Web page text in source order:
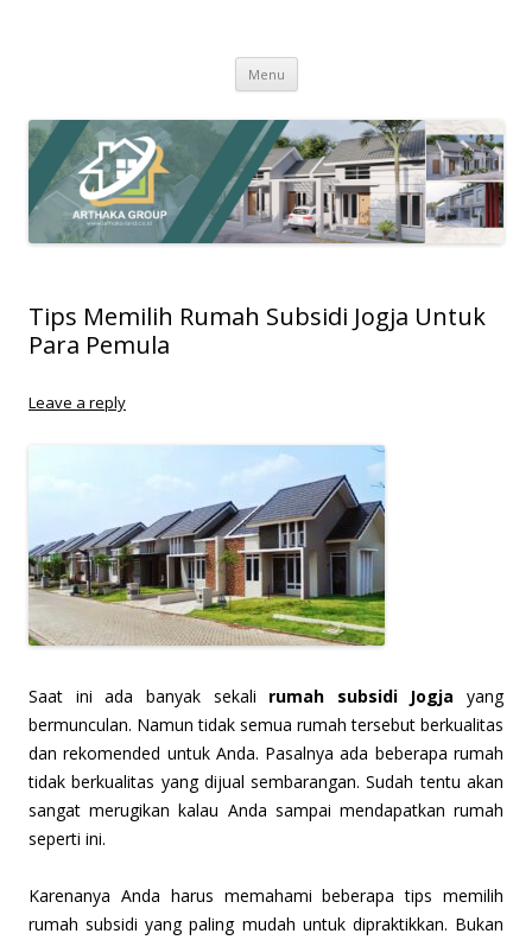
Menu Skip
content
Tips Memilih Rumah Subsidi Jogja Untuk
Para Pemula
Leave a reply
Saat ini ada banyak sekali rumah subsidi Jogja yang
bermunculan. Namun tidak semua rumah tersebut berkualitas
dan rekomended untuk Anda. Pasalnya ada beberapa rumah
tidak berkualitas yang dijual sembarangan. Sudah tentu akan
sangat merugikan kalau Anda sampai mendapatkan rumah
seperti ini.
Karenanya Anda harus memahami beberapa tips memilih
rumah subsidi yang paling mudah untuk dipraktikkan. Bukan